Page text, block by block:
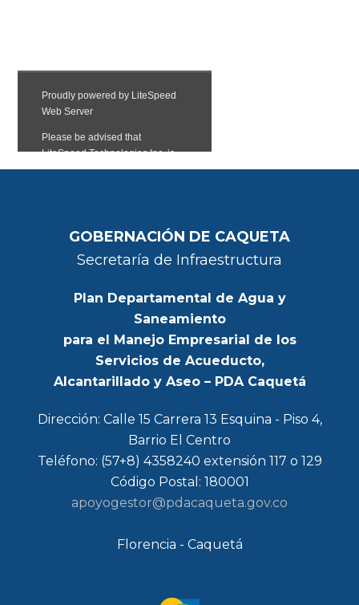
GOBERNACIÓN DE CAQUETA
Secretaría de Infraestructura
Plan Departamental de Agua y
Saneamiento
para el Manejo Empresarial de los
Servicios de Acueducto,
Alcantarillado y Aseo – PDA Caquetá
Dirección: Calle 15 Carrera 13 Esquina - Piso 4,
Barrio El Centro
Teléfono: (57+8) 4358240 extensión 117 o 129
Código Postal: 180001
apoyogestor@pdacaqueta.gov.co
Florencia - Caquetá